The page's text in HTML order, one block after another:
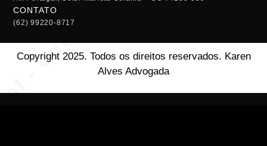
CONTATO
(62) 99220-8717
Copyright 2025. Todos os direitos reservados. Karen
Alves Advogada